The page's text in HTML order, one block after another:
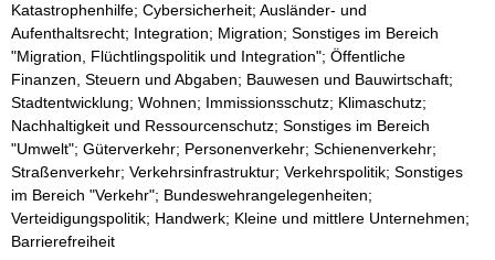
Katastrophenhilfe; Cybersicherheit; Ausländer- und
Aufenthaltsrecht; Integration; Migration; Sonstiges im Bereich
"Migration, Flüchtlingspolitik und Integration"; Öffentliche
Finanzen, Steuern und Abgaben; Bauwesen und Bauwirtschaft;
Stadtentwicklung; Wohnen; Immissionsschutz; Klimaschutz;
Nachhaltigkeit und Ressourcenschutz; Sonstiges im Bereich
"Umwelt"; Güterverkehr; Personenverkehr; Schienenverkehr;
Straßenverkehr; Verkehrsinfrastruktur; Verkehrspolitik; Sonstiges
im Bereich "Verkehr"; Bundeswehrangelegenheiten;
Verteidigungspolitik; Handwerk; Kleine und mittlere Unternehmen;
Barrierefreiheit